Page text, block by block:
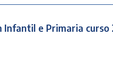
Infantil e Primaria curso